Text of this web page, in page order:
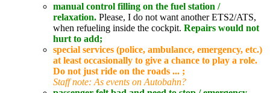
manual control filling on the fuel station /
relaxation. Please, I do not want another ETS2/ATS,
when refueling inside the cockpit. Repairs would not
hurt to add;
special services (police, ambulance, emergency, etc.)
at least occasionally to give a chance to play a role.
Do not just ride on the roads ... ;
Staff note: As events on Autobahn?